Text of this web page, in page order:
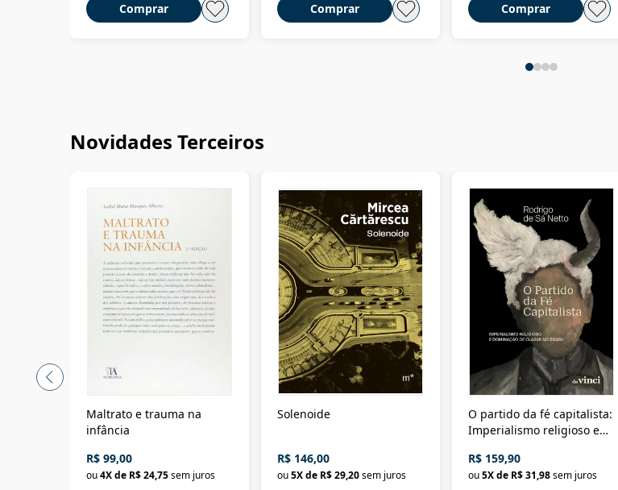
Comprar Comprar Comprar
Novidades Terceiros
Maltrato e trauma na
infância
R$ 99,00
ou4X de R$ 24,75sem juros
Solenoide
R$ 146,00
ou5X de R$ 29,20sem juros
O partido da fé capitalista:
Imperialismo religioso e
Brasil
R$ 159,90
ou5X de R$ 31,98sem juros